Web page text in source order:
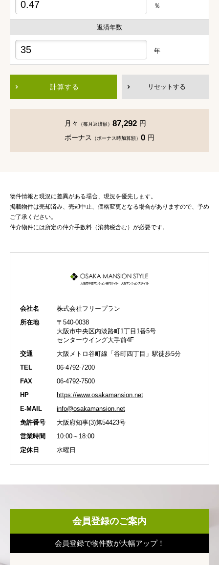
％
返済年数
年
計算する リセットする
月々 （毎月返済額） 87,292 円
ボーナス
（ボーナス時加算額） 0 円
物件情報と現況に差異がある場合、現況を優先します。
掲載物件は売却済み、売却中止、価格変更となる場合がありますので、予め
ご了承ください。
仲介物件には所定の仲介手数料（消費税含む）が必要です。
会社名
株式会社フリープラン
所在地
〒540-0038
大阪市中央区内淡路町1丁目1番5号
センターウイング大手前4F
交通
大阪メトロ谷町線「谷町四丁目」駅徒歩5分
TEL
06-4792-7200
FAX
06-4792-7500
HP
https://www.osakamansion.net
E-MAIL
info@osakamansion.net
免許番号
大阪府知事(3)第54423号
営業時間
10:00～18:00
定休日
水曜日
会員登録のご案内
会員登録で物件数が大幅アップ！